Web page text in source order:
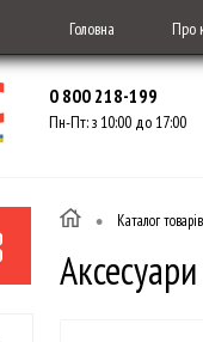
Головна Про
0 800 218-199
Пн-Пт: з 10:00 до 17:00
• Каталог товарів